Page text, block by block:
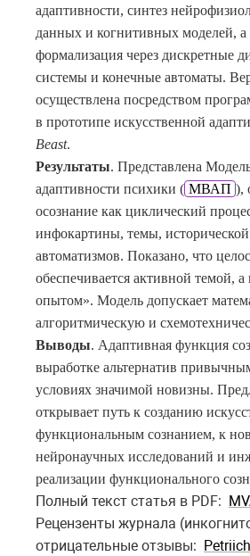
адаптивности, синтез
данных и когнитивных моделей, а
формализация через дискретные
системы и конечные автоматы.
осуществлена посредством
в прототипе искусственной
Beast.
Результаты. Представлена
адаптивности психики (МВАП),
осознание как циклический
инфокартины, темы,
автоматизмов. Показано, что
обеспечивается активной темой,
опытом». Модель допускает
алгоритмическую и
Выводы. Адаптивная функция
выработке альтернатив
условиях значимой новизны.
открывает путь к созданию
функциональным сознанием, к
нейронаучных исследований и
реализации функционального
Полный текст статья в PDF:
Рецензенты журнала
отрицательные отзывы: